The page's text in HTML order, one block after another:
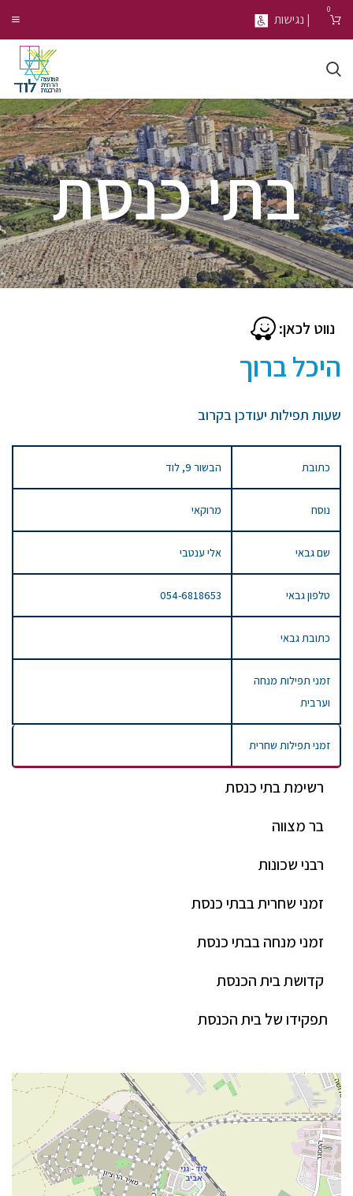
0
| נגישות
בתי כנסת
רשימת בתי כנסת
בר מצווה
רבני שכונות
זמני שחרית בבתי כנסת
זמני מנחה בבתי כנסת
קדושת בית הכנסת
תפקידו של בית הכנסת
נווט לכאן:
היכל ברוך
שעות תפילות יעודכן בקרוב
כתובת הבשור 9, לוד
נוסח מרוקאי
שם גבאי אלי ענטבי
טלפון גבאי 054-6818653
כתובת גבאי
זמני תפילות מנחה
וערבית
זמני תפילות שחרית